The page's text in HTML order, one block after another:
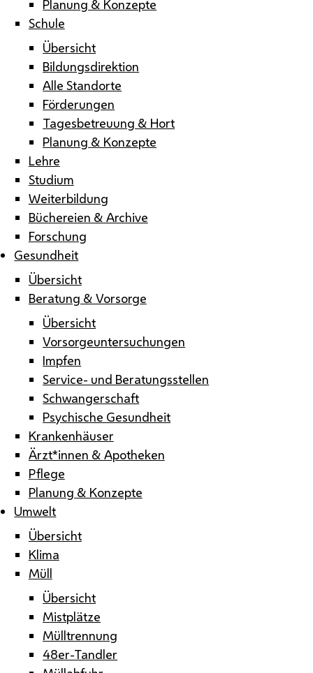
Planung & Konzepte
Schule
Übersicht
Bildungsdirektion
Alle Standorte
Förderungen
Tagesbetreuung & Hort
Planung & Konzepte
Lehre
Studium
Weiterbildung
Büchereien & Archive
Forschung
Gesundheit
Übersicht
Beratung & Vorsorge
Übersicht
Vorsorgeuntersuchungen
Impfen
Service- und Beratungsstellen
Schwangerschaft
Psychische Gesundheit
Krankenhäuser
Ärzt*innen & Apotheken
Pflege
Planung & Konzepte
Umwelt
Übersicht
Klima
Müll
Übersicht
Mistplätze
Mülltrennung
48er-Tandler